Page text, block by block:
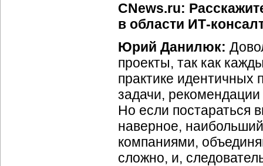
CNews.ru:
в области ИТ-
Юрий Данилюк:
проекты, так как
практике идентичных
задачи,
Но если постараться
наверное,
компаниями,
сложно, и,